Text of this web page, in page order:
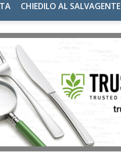
Salvagente
CHIEDILO AL SALVAGENTE